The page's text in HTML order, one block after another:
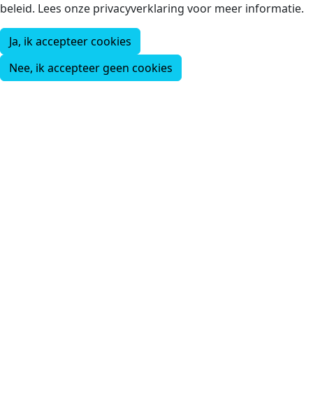
beleid. Lees onze privacyverklaring voor meer informatie.
Ja, ik accepteer cookies
Nee, ik accepteer geen cookies